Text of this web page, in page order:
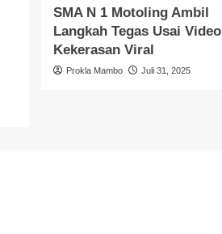
SMA N 1 Motoling Ambil
Langkah Tegas Usai Video
Kekerasan Viral
Prokla Mambo Juli 31, 2025